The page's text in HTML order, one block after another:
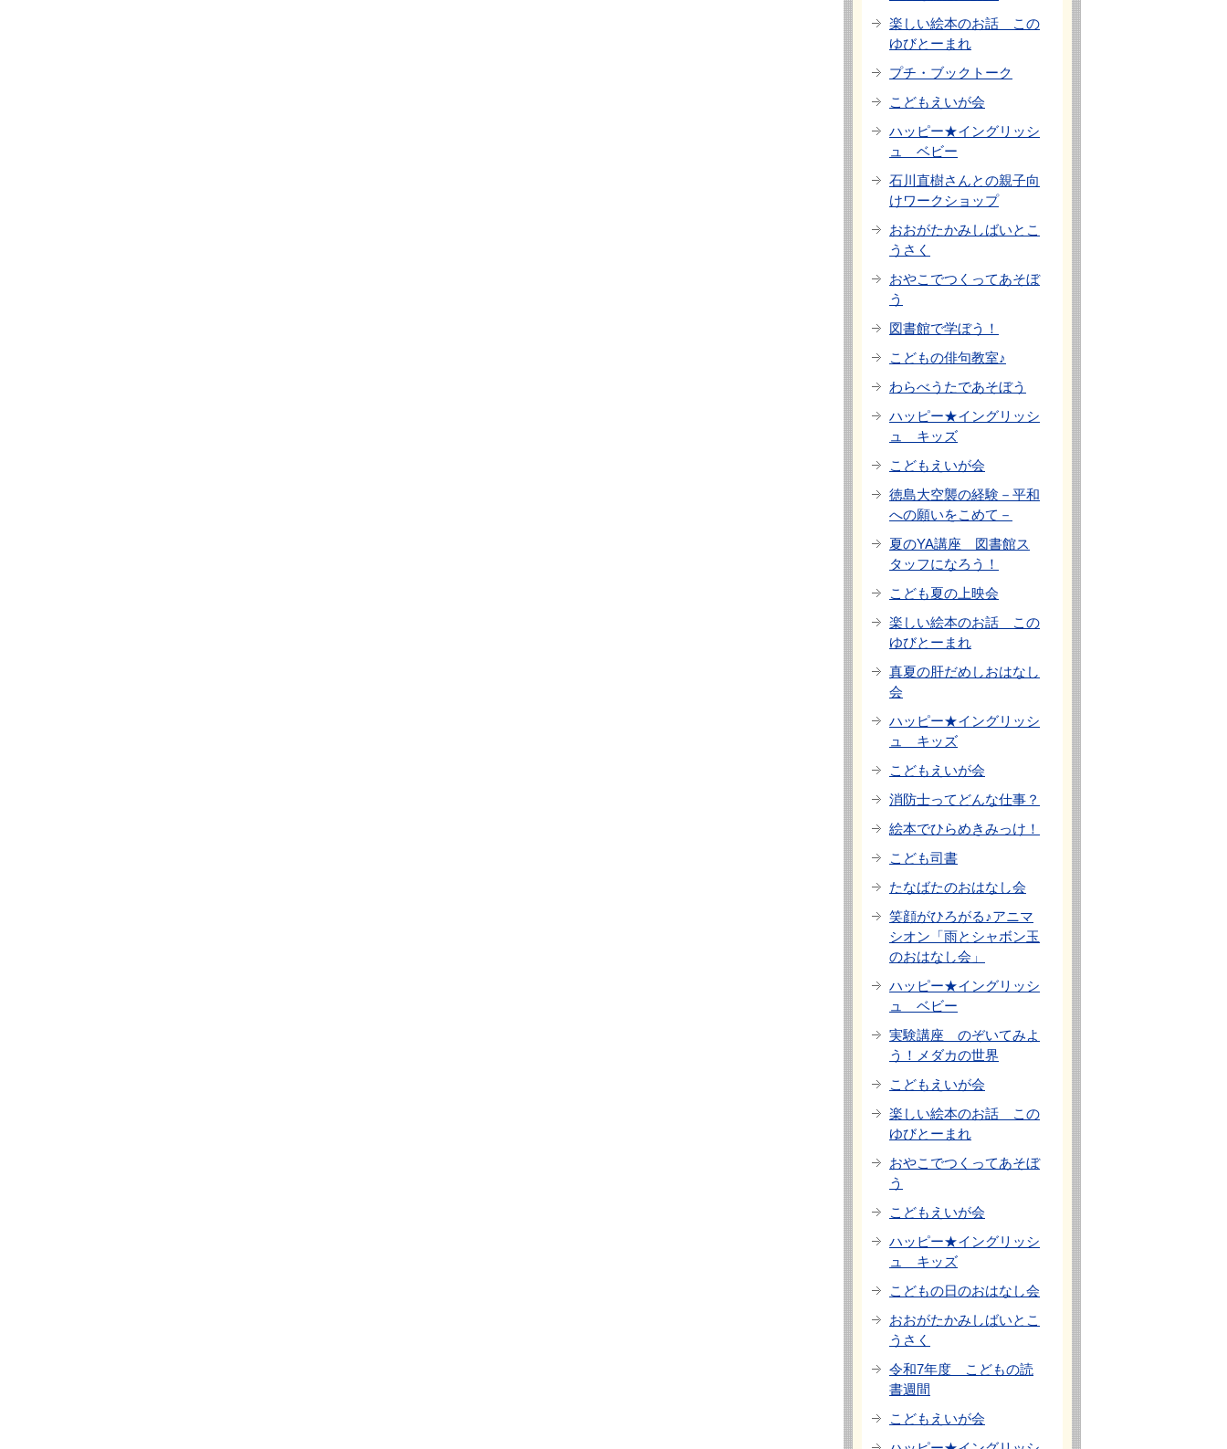
楽しい絵本のお話 この
ゆびとーまれ
プチ・ブックトーク
こどもえいが会
ハッピー★イングリッシ
ュ ベビー
石川直樹さんとの親子向
けワークショップ
おおがたかみしばいとこ
うさく
おやこでつくってあそぼ
う
図書館で学ぼう！
こどもの俳句教室♪
わらべうたであそぼう
ハッピー★イングリッシ
ュ キッズ
こどもえいが会
徳島大空襲の経験－平和
への願いをこめて－
夏のYA講座 図書館ス
タッフになろう！
こども夏の上映会
楽しい絵本のお話 この
ゆびとーまれ
真夏の肝だめしおはなし
会
ハッピー★イングリッシ
ュ キッズ
こどもえいが会
消防士ってどんな仕事？
絵本でひらめきみっけ！
こども司書
たなばたのおはなし会
笑顔がひろがる♪アニマ
シオン「雨とシャボン玉
のおはなし会」
ハッピー★イングリッシ
ュ ベビー
実験講座 のぞいてみよ
う！メダカの世界
こどもえいが会
楽しい絵本のお話 この
ゆびとーまれ
おやこでつくってあそぼ
う
こどもえいが会
ハッピー★イングリッシ
ュ キッズ
こどもの日のおはなし会
おおがたかみしばいとこ
うさく
令和7年度 こどもの読
書週間
こどもえいが会